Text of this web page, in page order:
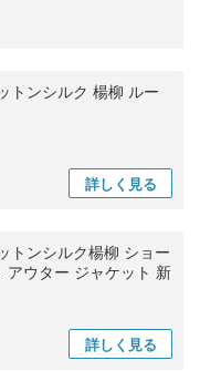
トンシルク 楊柳 ルー
詳しく 見る
トンシルク楊柳 ショー
アウター ジャケット 新
詳しく 見る